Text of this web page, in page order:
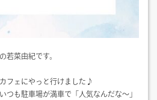
若菜由紀です。
フェにやっと行けました♪
つも駐車場が満車で「人気なんだな〜」